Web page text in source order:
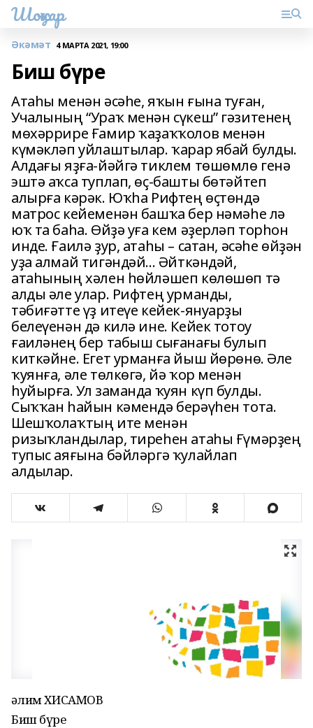
Шоңҡар
Әкәмәт 4 МАРТА 2021, 19:00
Биш бүре
Атаһы менән әсәһе, яҡын ғына туған,
Учалының “Ураҡ менән сүкеш” гәзитенең
мөхәррире Ғамир ҡаҙаҡҡолов менән
күмәкләп уйлаштылар. ҡарар ябай булды.
Алдағы яҙға-йәйгә тиклем төшөмлө генә
эштә аҡса туплап, өҫ-башты бөтәйтеп
алырға кәрәк. Юҡһа Рифтең өҫтөндә
матрос кейеменән башҡа бер нәмәһе лә
юҡ та баһа. Өйҙә уға кем әҙерләп торһон
инде. Ғаилә ҙур, атаһы – сатан, әсәһе өйҙән
уҙа алмай тигәндәй... Әйткәндәй,
атаһының хәлен һөйләшеп көлөшөп тә
алды әле улар. Рифтең урманды,
тәбиғәтте үҙ итеүе кейек-януарҙы
белеүенән дә килә ине. Кейек тотоу
ғаиләнең бер табыш сығанағы булып
киткәйне. Егет урманға йыш йөрөнө. Әле
ҡуянға, әле төлкөгә, йә ҡор менән
һуйырға. Ул заманда ҡуян күп булды.
Сыҡҡан һайын кәмендә берәүһен тота.
Шешҡолаҡтың ите менән
ризыҡландылар, тиреһен атаһы Ғүмәрҙең
тупыс аяғына бәйләргә ҡулайлап
алдылар.
Ғәлим ХИСАМОВ
Биш бүре